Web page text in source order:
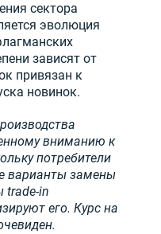
сектора
эволюция
зависят от
привязан к
новинок.
вниманию к
потребители
варианты замены
trade-in
его. Курс на